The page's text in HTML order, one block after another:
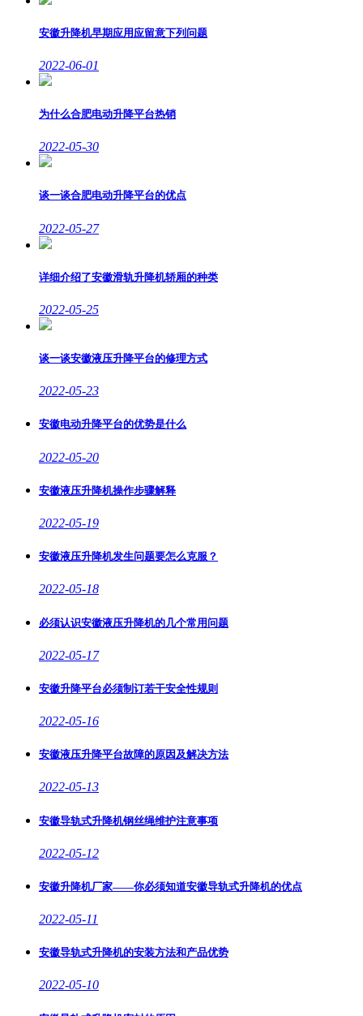
安徽升降机早期应用应留意下列问题
2022-06-01
为什么合肥电动升降平台热销
2022-05-30
谈一谈合肥电动升降平台的优点
2022-05-27
详细介绍了安徽滑轨升降机轿厢的种类
2022-05-25
谈一谈安徽液压升降平台的修理方式
2022-05-23
安徽电动升降平台的优势是什么
2022-05-20
安徽液压升降机操作步骤解释
2022-05-19
安徽液压升降机发生问题要怎么克服？
2022-05-18
必须认识安徽液压升降机的几个常用问题
2022-05-17
安徽升降平台必须制订若干安全性规则
2022-05-16
安徽液压升降平台故障的原因及解决方法
2022-05-13
安徽导轨式升降机钢丝绳维护注意事项
2022-05-12
安徽升降机厂家——你必须知道安徽导轨式升降机的优点
2022-05-11
安徽导轨式升降机的安装方法和产品优势
2022-05-10